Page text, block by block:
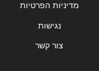
מדיניות הפרטיות
נגישות
צור קשר